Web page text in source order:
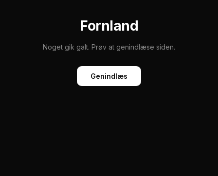
Fornland
Noget gik galt. Prøv at genindlæse siden.
Genindlæs